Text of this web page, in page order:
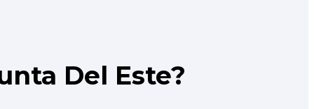
Del Este?